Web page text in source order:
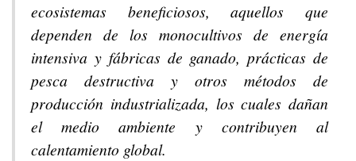
ecosistemas beneficiosos, aquellos que
dependen de los monocultivos de energía
intensiva y fábricas de ganado, prácticas de
pesca destructiva y otros métodos de
producción industrializada, los cuales dañan
el medio ambiente y contribuyen al
calentamiento global.